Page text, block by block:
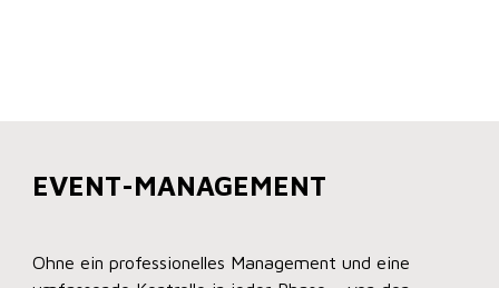
EVENT-MANAGEMENT
Ohne ein professionelles Management und eine